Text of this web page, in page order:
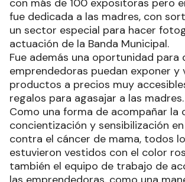
fue dedicada a las madres, con
un sector especial para hacer
actuación de la Banda Municipal.
Fue además una oportunidad para
emprendedoras puedan exponer y
productos a precios muy
regalos para agasajar a las madres.
Como una forma de acompañar la
concientización y sensibilización
contra el cáncer de mama, todos
estuvieron vestidos con el color
también el equipo de trabajo de